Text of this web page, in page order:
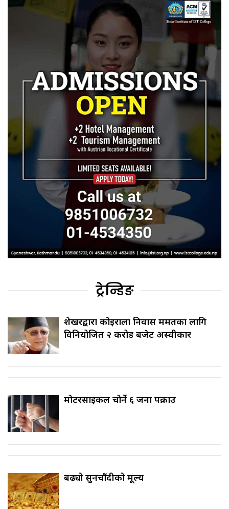
ट्रेन्डिङ
शेखरद्वारा कोइराला निवास मर्मतका लागि
विनियोजित २ करोड बजेट अस्वीकार
मोटरसाइकल चोर्ने ६ जना पक्राउ
बढ्यो सुनचाँदीको मूल्य